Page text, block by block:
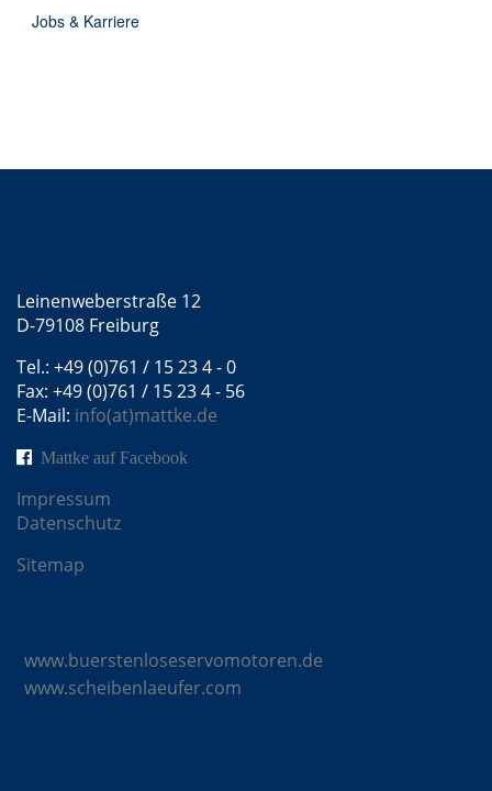
Jobs & Karriere
Leinenweberstraße 12
D-79108 Freiburg
Tel.: +49 (0)761 / 15 23 4 - 0
Fax: +49 (0)761 / 15 23 4 - 56
E-Mail: info(at)mattke.de
Mattke auf Facebook
Impressum
Datenschutz
Sitemap
www.buerstenloseservomotoren.de
www.scheibenlaeufer.com